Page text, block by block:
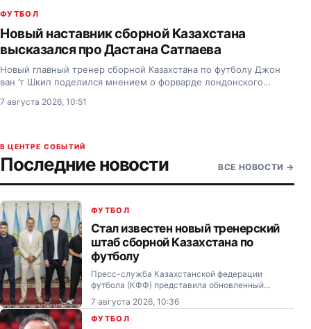
ФУТБОЛ
Новый наставник сборной Казахстана
высказался про Дастана Сатпаева
Новый главный тренер сборной Казахстана по футболу Джон
ван ’т Шкип поделился мнением о форварде лондонского
7 августа 2026, 10:51
В ЦЕНТРЕ СОБЫТИЙ
Последние новости ВСЕ НОВОСТИ →
ФУТБОЛ
Стал известен новый тренерский
штаб сборной Казахстана по
футболу
Пресс-служба Казахстанской федерации
футбола (КФФ) представила обновленный
тренерский штаб сборной Казахстана.
7 августа 2026, 10:36
ФУТБОЛ